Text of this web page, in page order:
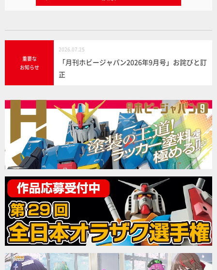
重要な
お知らせ
2026.07.25
「月刊ホビージャパン2026年9月号」お詫びと訂
正